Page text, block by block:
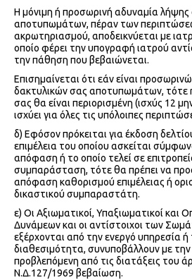
Η μόνιμη ή προσωρινή αδυναμία λήψης
αποτυπωμάτων, πέραν των
ακρωτηριασμού, αποδεικνύεται με
οποίο φέρει την υπογραφή ιατρού
την πάθηση που βεβαιώνεται.
Επισημαίνεται ότι εάν είναι
δακτυλικών σας αποτυπωμάτων, τότε
σας θα είναι περιορισμένη (ισχύς 12
ισχύει για όλες τις υπόλοιπες
δ) Εφόσον πρόκειται για έκδοση
επιμέλεια του οποίου ασκείται
απόφαση ή το οποίο τελεί σε
συμπαράσταση, τότε θα πρέπει να
απόφαση καθορισμού επιμέλειας ή
δικαστικού συμπαραστάτη.
ε) Οι Αξιωματικοί, Υπαξιωματικοί και
Δυνάμεων και οι αντίστοιχοι των
εξέρχονται από την ενεργό υπηρεσία ή
διαθεσιμότητα, συνυποβάλλουν με
προβλεπόμενη από τις διατάξεις του
Ν.Δ.127/1969 βεβαίωση.